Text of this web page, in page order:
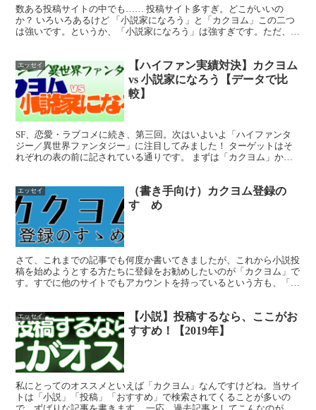
数ある投稿サイトの中でも…… 投稿サイト多すぎ。どこがいいの
か？ いろいろあるけど 「小説家になろう」と「カクヨム」この二つ
は強いです。というか、「小説家になろう」は強すぎです。ただ、個
エッセイ
【ハイファン実績対決】カクヨム
vs 小説家になろう【データで比
較】
SF、恋愛・ラブコメに続き、第三回。次はいよいよ「ハイファンタ
ジー／異世界ファンタジー」に注目してみました！ ターゲットはそ
れぞれの表の前に記されている通りです。 まずは「カクヨム」か
エッセイ
（書き手向け）カクヨム登録の
すゝめ
さて、これまでの記事でも何度か書いてきましたが、これから小説投
稿を始めようとする方たちに登録をお勧めしたいのが「カクヨム」で
す。すでに他のサイトでもアカウントを持っているという方も、「カ
エッセイ
【小説】投稿するなら、ここがお
すすめ！【2019年】
私にとってのオススメといえば「カクヨム」なんですけどね。当サイ
トは「小説」「投稿」「おすすめ」で検索されてくることが多いの